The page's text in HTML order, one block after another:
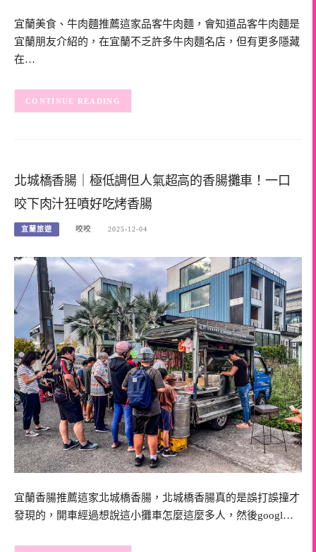
宜蘭美食、牛肉麵推薦這家品客牛肉麵，會知道品客牛肉麵是
宜蘭朋友介紹的，在宜蘭不乏許多牛肉麵名店，但有更多隱藏
在…
CONTINUE READING
北城橋香腸｜極低調但人氣超高的香腸攤車！一口
咬下肉汁狂噴好吃烤香腸
宜蘭旅遊 咬咬 2025-12-04
宜蘭香腸推薦這家北城橋香腸，北城橋香腸真的是誤打誤撞才
發現的，開車經過想說這小攤車怎麼這麼多人，然後googl…